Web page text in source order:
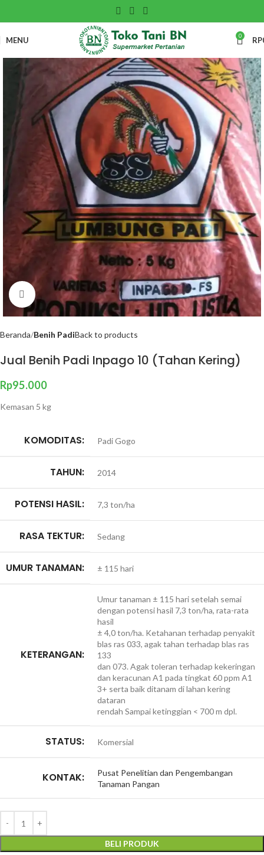
MENU 0 RP
Click to enlarge
Beranda Benih PadiBack to products
Jual Benih Padi Inpago 10 (Tahan Kering)
Rp95.000
Kemasan 5 kg
KOMODITAS: Padi Gogo
TAHUN: 2014
POTENSI HASIL: 7,3 ton/ha
RASA TEKTUR: Sedang
UMUR TANAMAN: ± 115 hari
KETERANGAN:
Umur tanaman ± 115 hari setelah semai
dengan potensi hasil 7,3 ton/ha, rata-rata
hasil
± 4,0 ton/ha. Ketahanan terhadap penyakit
blas ras 033, agak tahan terhadap blas ras
133
dan 073. Agak toleran terhadap kekeringan
dan keracunan A1 pada tingkat 60 ppm A1
3+ serta baik ditanam di lahan kering
dataran
rendah Sampai ketinggian < 700 m dpl.
STATUS: Komersial
KONTAK:
Pusat Penelitian dan Pengembangan
Tanaman Pangan
BELI PRODUK